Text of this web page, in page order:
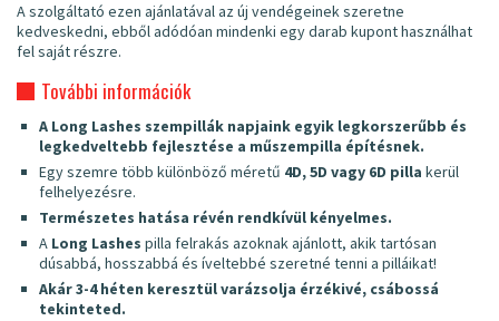
A szolgáltató ezen ajánlatával az új vendégeinek szeretne
kedveskedni, ebből adódóan mindenki egy darab kupont használhat
fel saját részre.
További információk
A Long Lashes szempillák napjaink egyik legkorszerűbb és
legkedveltebb fejlesztése a műszempilla építésnek.
Egy szemre több különböző méretű 4D, 5D vagy 6D pilla kerül
felhelyezésre.
Természetes hatása révén rendkívül kényelmes.
A Long Lashes pilla felrakás azoknak ajánlott, akik tartósan
dúsabbá, hosszabbá és íveltebbé szeretné tenni a pilláikat!
Akár 3-4 héten keresztül varázsolja érzékivé, csábossá
tekinteted.